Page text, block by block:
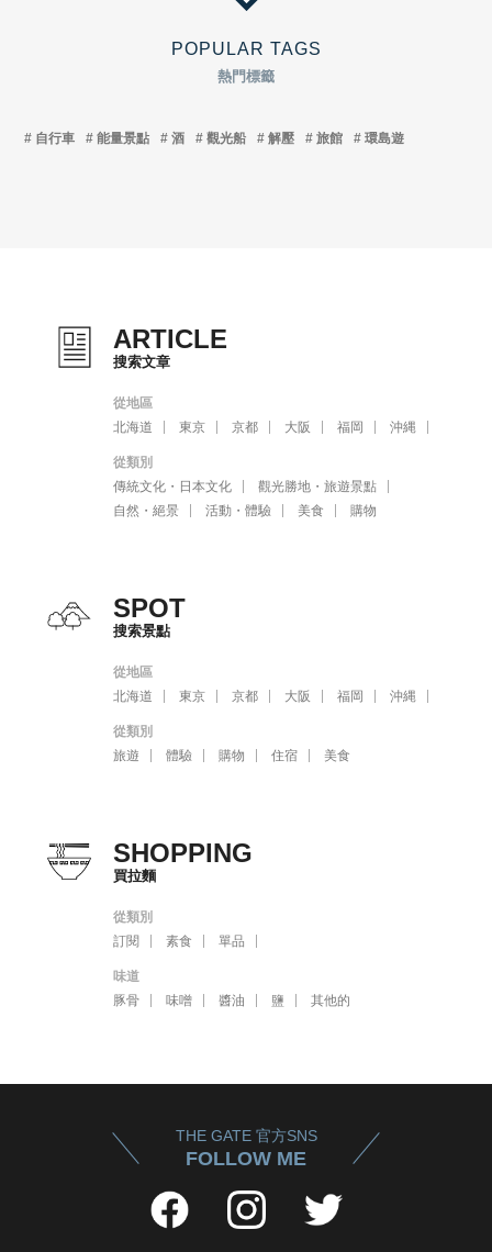
POPULAR TAGS
熱門標籤
自行車 能量景點 酒 觀光船 解壓 旅館 環島遊
ARTICLE
搜索文章
從地區
北海道
東京 京都 大阪 福岡 沖縄
從類別
傳統文化・日本文化
觀光勝地・旅遊景點
自然・絕景
活動・體驗 美食 購物
SPOT
搜索景點
從地區
北海道
東京 京都 大阪 福岡 沖縄
從類別
旅遊
體驗 購物 住宿 美食
SHOPPING
買拉麵
從類別
訂閱
素食 單品
味道
豚骨
味噌 醬油 鹽 其他的
THE GATE 官方SNS
FOLLOW ME